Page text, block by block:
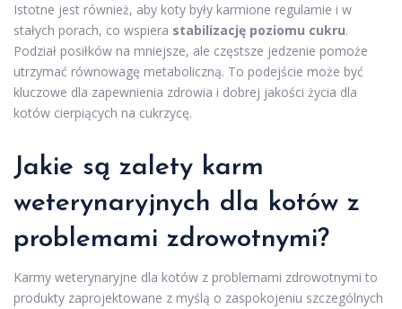
Istotne jest również, aby koty były karmione regularnie i w
stałych porach, co wspiera stabilizację poziomu cukru.
Podział posiłków na mniejsze, ale częstsze jedzenie pomoże
utrzymać równowagę metaboliczną. To podejście może być
kluczowe dla zapewnienia zdrowia i dobrej jakości życia dla
kotów cierpiących na cukrzycę.
Jakie są zalety karm
weterynaryjnych dla kotów z
problemami zdrowotnymi?
Karmy weterynaryjne dla kotów z problemami zdrowotnymi to
produkty zaprojektowane z myślą o zaspokojeniu szczególnych